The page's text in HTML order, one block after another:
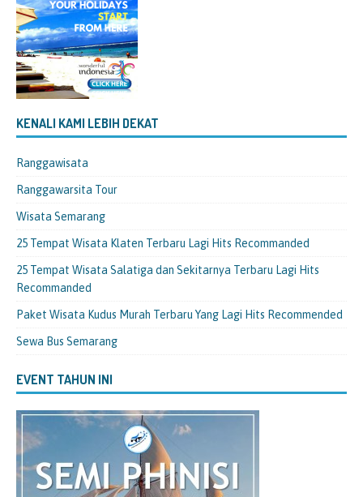
KENALI KAMI LEBIH DEKAT
Ranggawisata
Ranggawarsita Tour
Wisata Semarang
25 Tempat Wisata Klaten Terbaru Lagi Hits Recommanded
25 Tempat Wisata Salatiga dan Sekitarnya Terbaru Lagi Hits
Recommanded
Paket Wisata Kudus Murah Terbaru Yang Lagi Hits Recommended
Sewa Bus Semarang
EVENT TAHUN INI